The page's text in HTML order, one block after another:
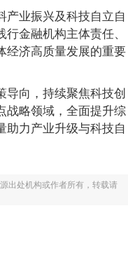
产业振兴及科技自立自
金融机构主体责任、
经济高质量发展的重要
导向，持续聚焦科技创
战略领域，全面提升综
助力产业升级与科技自
出处机构或作者所有，转载请